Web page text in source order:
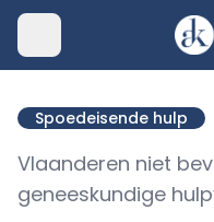
Spoedeisende hulp
Vlaanderen niet
geneeskundige